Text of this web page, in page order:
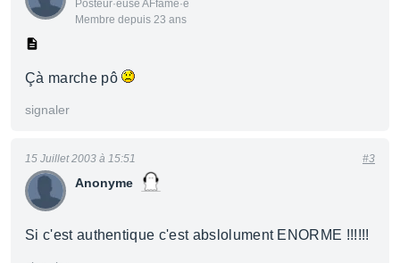
Posteur·euse AFfamé·e
Membre depuis 23 ans
Çà marche pô
signaler
Anonyme
15 Juillet 2003 à 15:51 #3
Si c'est authentique c'est abslolument ENORME !!!!!!